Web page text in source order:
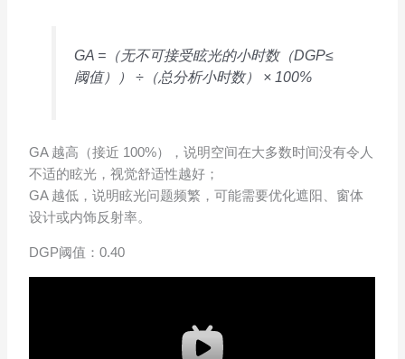
GA =（无不可接受眩光的小时数（DGP≤
阈值）） ÷（总分析小时数） × 100%
GA 越高（接近 100%），说明空间在大多数时间没有令人
不适的眩光，视觉舒适性越好；
GA 越低，说明眩光问题频繁，可能需要优化遮阳、窗体
设计或内饰反射率。
DGP阈值：0.40